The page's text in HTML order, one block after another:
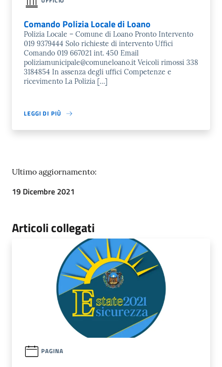
Comando Polizia Locale di Loano
Polizia Locale – Comune di Loano Pronto Intervento
019 9379444 Solo richieste di intervento Uffici
Comando 019 667021 int. 450 Email
poliziamunicipale@comuneloano.it Veicoli rimossi 338
3184854 In assenza degli uffici Competenze e
ricevimento La Polizia […]
LEGGI DI PIÙ
Ultimo aggiornamento:
19 Dicembre 2021
Articoli collegati
PAGINA